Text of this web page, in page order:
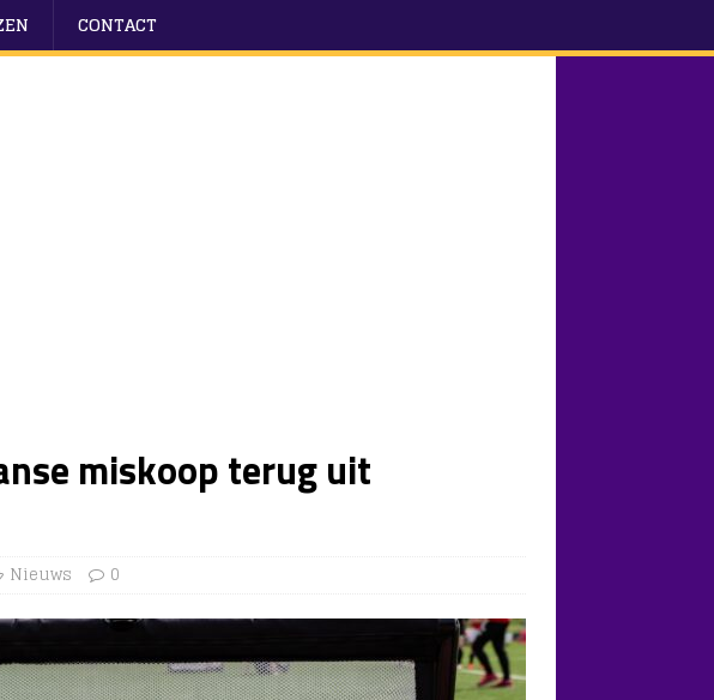
CONTACT
miskoop terug uit
Nieuws 0